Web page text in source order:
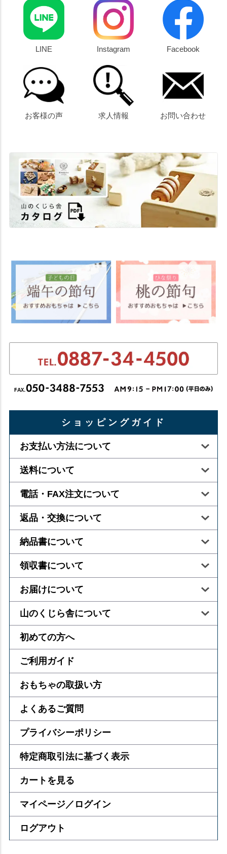
LINE Instagram Facebook
お客様の声 求人情報 お問い合わせ
ショッピングガイド
お支払い方法について
送料について
電話・FAX注文について
返品・交換について
納品書について
領収書について
お届けについて
山のくじら舎について
初めての方へ
ご利用ガイド
おもちゃの取扱い方
よくあるご質問
プライバシーポリシー
特定商取引法に基づく表示
カートを見る
マイページ／ログイン
ログアウト